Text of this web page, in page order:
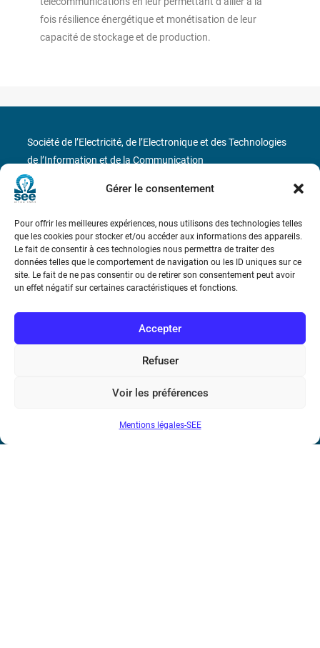
Gérer le consentement
Pour offrir les meilleures expériences, nous utilisons des technologies telles
que les cookies pour stocker et/ou accéder aux informations des appareils.
Le fait de consentir à ces technologies nous permettra de traiter des
données telles que le comportement de navigation ou les ID uniques sur ce
site. Le fait de ne pas consentir ou de retirer son consentement peut avoir
un effet négatif sur certaines caractéristiques et fonctions.
Accepter
Refuser
Voir les préférences
Mentions légales-SEE
fois résilience énergétique et monétisation de leur
capacité de stockage et de production.
Bicentenaire des découvertes d’André-
Conditions Générales de Vente
Société de l’Electricité, de l’Electronique et des Technologies
de l’Information et de la Communication
17 rue de l’Amiral Hamelin 75116 Paris
Métro : « Boissière » Ligne 6 et « Iéna » Ligne 9
Téléphone : (+33) 1 56 90 37 17
N° de SIREN : 785 393 232, Code APE : 9412Z TVA intra-